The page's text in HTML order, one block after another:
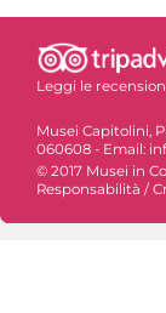
Leggi le
Musei Capitolini,
060608 - Email:
© 2017 Musei in
Responsabilità /